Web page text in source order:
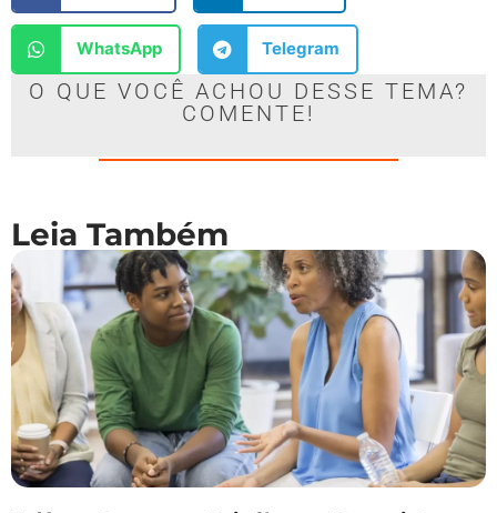
WhatsApp Telegram
O QUE VOCÊ ACHOU DESSE TEMA?
COMENTE!
Leia Também